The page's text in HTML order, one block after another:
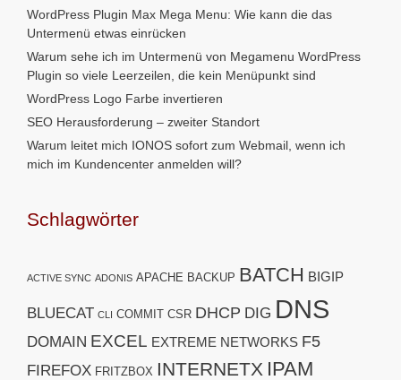
WordPress Plugin Max Mega Menu: Wie kann die das
Untermenü etwas einrücken
Warum sehe ich im Untermenü von Megamenu WordPress
Plugin so viele Leerzeilen, die kein Menüpunkt sind
WordPress Logo Farbe invertieren
SEO Herausforderung – zweiter Standort
Warum leitet mich IONOS sofort zum Webmail, wenn ich
mich im Kundencenter anmelden will?
Schlagwörter
ACTIVE SYNC ADONIS APACHE BACKUP BATCH BIGIP
BLUECAT CLI COMMIT CSR DHCP DIG DNS
DOMAIN EXCEL EXTREME NETWORKS F5
FIREFOX FRITZBOX INTERNETX IPAM